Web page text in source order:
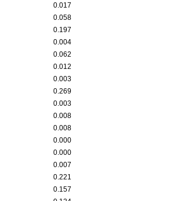
0.017
0.058
0.197
0.004
0.062
0.012
0.003
0.269
0.003
0.008
0.008
0.000
0.000
0.007
0.221
0.157